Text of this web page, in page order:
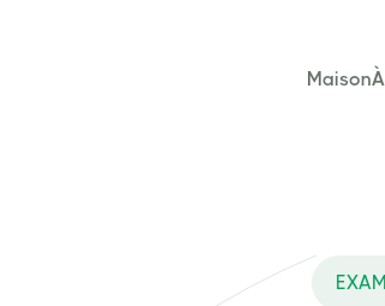
Maison
de premier plan de certifications